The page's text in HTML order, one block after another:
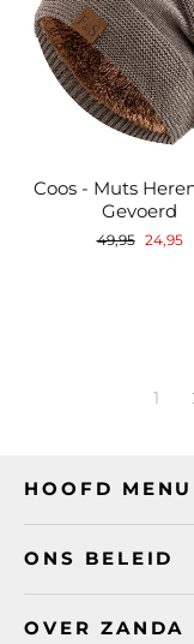
Coos - Muts
Gevoerd
Normale
49,95 24,95
1
HOOFD MENU
ONS BELEID
OVER ZANDA